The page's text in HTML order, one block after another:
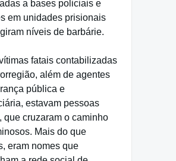
a bases policiais e
em unidades prisionais
níveis de barbárie.
fatais contabilizadas
além de agentes
pública e
estavam pessoas
que cruzaram o caminho
Mais do que
eram nomes que